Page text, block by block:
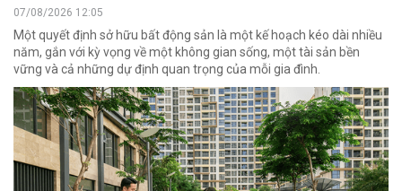
07/08/2026 12:05
Một quyết định sở hữu bất động sản là một kế hoạch kéo dài nhiều
năm, gắn với kỳ vọng về một không gian sống, một tài sản bền
vững và cả những dự định quan trọng của mỗi gia đình.